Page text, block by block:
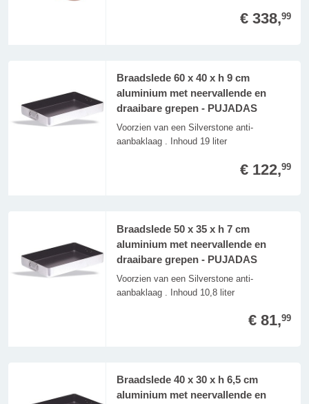
€ 338,99
Braadslede 60 x 40 x h 9 cm
aluminium met neervallende en
draaibare grepen - PUJADAS
Voorzien van een Silverstone anti-
aanbaklaag . Inhoud 19 liter
€ 122,99
Braadslede 50 x 35 x h 7 cm
aluminium met neervallende en
draaibare grepen - PUJADAS
Voorzien van een Silverstone anti-
aanbaklaag . Inhoud 10,8 liter
€ 81,99
Braadslede 40 x 30 x h 6,5 cm
aluminium met neervallende en